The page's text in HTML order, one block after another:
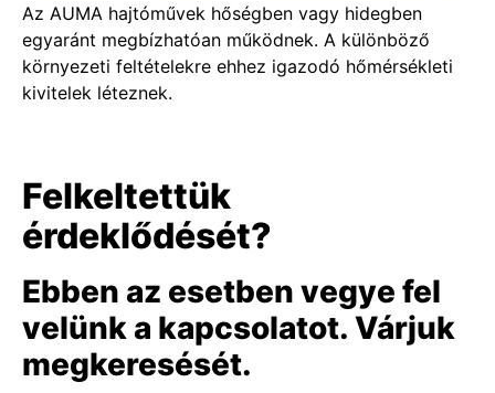
Az AUMA hajtóművek hőségben vagy hidegben
egyaránt megbízhatóan működnek. A különböző
környezeti feltételekre ehhez igazodó hőmérsékleti
kivitelek léteznek.
Felkeltettük
érdeklődését?
Ebben az esetben vegye fel
velünk a kapcsolatot. Várjuk
megkeresését.